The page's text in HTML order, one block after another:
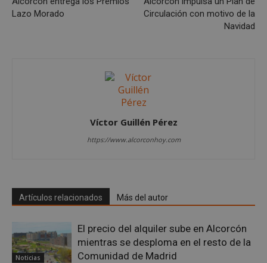
Lazo Morado
Circulación con motivo de la
Navidad
Víctor Guillén Pérez
https://www.alcorconhoy.com
Artículos relacionados Más del autor
Noticias
El precio del alquiler sube en Alcorcón
mientras se desploma en el resto de la
Comunidad de Madrid
funcionalidad principal del sitio web, como el
inicio de sesión de usuario y la gestión de cuentas.
El sitio web no se puede utilizar correctamente sin
las cookies estrictamente necesarias.
Proveedor
Dominio
PHP.net